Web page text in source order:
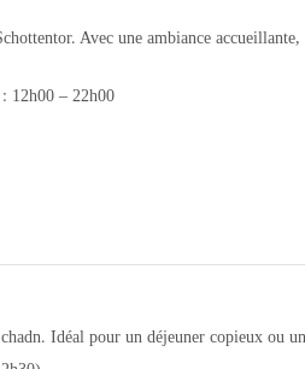
Avec une ambiance
12h00 – 22h00
Idéal pour un déjeuner copieux ou